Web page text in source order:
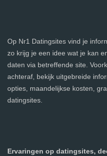
Op Nr1 Datingsites vind je
zo krijg je een idee wat je kan
daten via betreffende site.
achteraf, bekijk uitgebreide
opties, maandelijkse kosten,
datingsites.
Ervaringen op datingsites,